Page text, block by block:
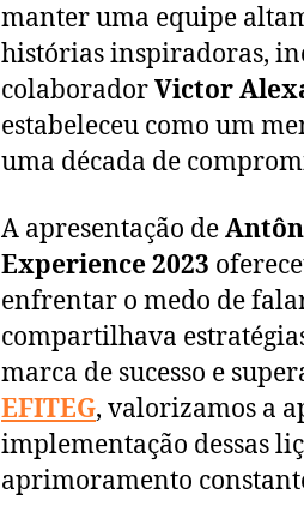
manter uma equipe
histórias inspiradoras,
colaboradorVictor
estabeleceu como um
uma década de
A apresentação de
Experience 2023
enfrentar o medo de
compartilhava
marca de sucesso e
EFITEG, valorizamos a
implementação dessas
aprimoramento